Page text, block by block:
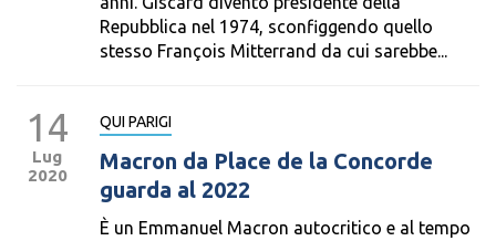
Repubblica nel 1974, sconfiggendo quello
stesso François Mitterrand da cui sarebbe...
14
Lug
2020
QUI PARIGI
Macron da Place de la Concorde
guarda al 2022
È un Emmanuel Macron autocritico e al tempo